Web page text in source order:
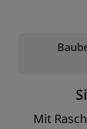
Mit